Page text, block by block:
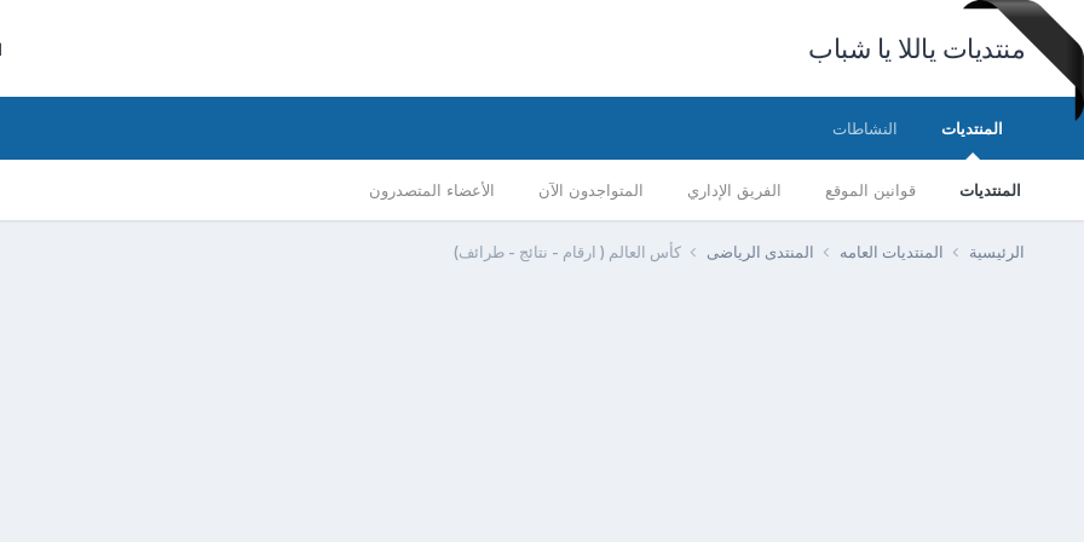
منتديات ياللا يا شباب
المنتديات
المنتديات قوانين الموقع الفريق الإداري المتواجدون الآن الأعضاء المتصدرون
النشاطات
الرئيسية المنتديات العامه المنتدى الرياضى كأس العالم ( ارقام - نتائج - طرائف)